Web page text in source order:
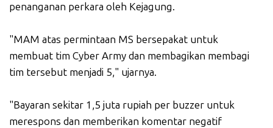
penanganan perkara oleh Kejagung.
"MAM atas permintaan MS bersepakat untuk
membuat tim Cyber Army dan membagikan membagi
tim tersebut menjadi 5," ujarnya.
"Bayaran sekitar 1,5 juta rupiah per buzzer untuk
merespons dan memberikan komentar negatif